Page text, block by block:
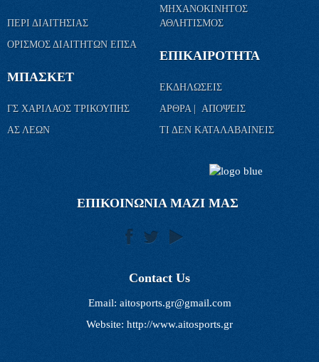
ΠΕΡΙ ΔΙΑΙΤΗΣΙΑΣ
ΟΡΙΣΜΟΣ ΔΙΑΙΤΗΤΩΝ ΕΠΣΑ
ΜΠΑΣΚΕΤ
ΓΣ ΧΑΡΙΛΑΟΣ ΤΡΙΚΟΥΠΗΣ
ΑΣ ΛΕΩΝ
ΜΗΧΑΝΟΚΙΝΗΤΟΣ
ΑΘΛΗΤΙΣΜΟΣ
ΕΠΙΚΑΙΡΟΤΗΤΑ
ΕΚΔΗΛΩΣΕΙΣ
ΑΡΘΡΑ | ΑΠΟΨΕΙΣ
ΤΙ ΔΕΝ ΚΑΤΑΛΑΒΑΙΝΕΙΣ
ΕΠΙΚΟΙΝΩΝΙΑ ΜΑΖΙ ΜΑΣ
Contact Us
Email: aitosports.gr@gmail.com
Website: http://www.aitosports.gr